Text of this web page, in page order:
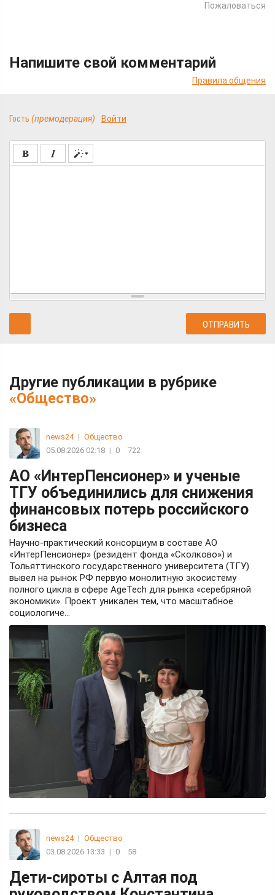
Пожаловаться
Напишите свой комментарий
Правила общения
Гость (премодерация) Войти
Другие публикации в рубрике
«Общество»
news24 | Общество
05.08.2026 02:18 | 0 722
АО «ИнтерПенсионер» и ученые
ТГУ объединились для снижения
финансовых потерь российского
бизнеса
Научно-практический консорциум в составе АО
«ИнтерПенсионер» (резидент фонда «Сколково») и
Тольяттинского государственного университета (ТГУ)
вывел на рынок РФ первую монолитную экосистему
полного цикла в сфере AgeTech для рынка «серебряной
экономики». Проект уникален тем, что масштабное
социологиче...
news24 | Общество
03.08.2026 13:33 | 0 58
Дети-сироты с Алтая под